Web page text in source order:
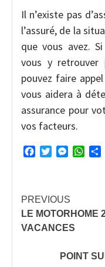
Il n’existe pas
l’assuré, de la
que vous avez.
vous y retrouver
pouvez faire
vous aidera à
assurance pour
vos facteurs.
FacebookTwitterMessenger
Continue
Reading
PREVIOUS
LE MOTORHOME
VACANCES
POINT